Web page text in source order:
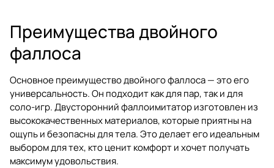
Преимущества двойного
фаллоса
Основное преимущество двойного фаллоса — это его
универсальность. Он подходит как для пар, так и для
соло-игр. Двусторонний фаллоимитатор изготовлен из
высококачественных материалов, которые приятны на
ощупь и безопасны для тела. Это делает его идеальным
выбором для тех, кто ценит комфорт и хочет получать
максимум удовольствия.